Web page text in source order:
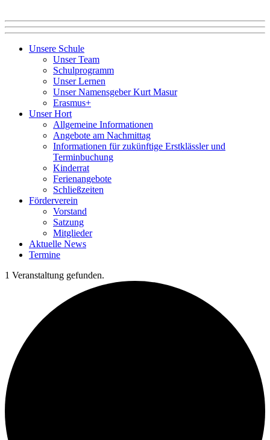
Unsere Schule
Unser Team
Schulprogramm
Unser Lernen
Unser Namensgeber Kurt Masur
Erasmus+
Unser Hort
Allgemeine Informationen
Angebote am Nachmittag
Informationen für zukünftige Erstklässler und
Terminbuchung
Kinderrat
Ferienangebote
Schließzeiten
Förderverein
Vorstand
Satzung
Mitglieder
Aktuelle News
Termine
1 Veranstaltung gefunden.